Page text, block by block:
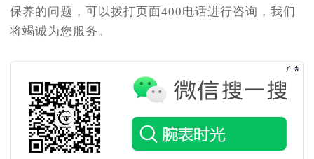
保养的问题，可以拨打页面400电话进行咨询，我们
将竭诚为您服务。